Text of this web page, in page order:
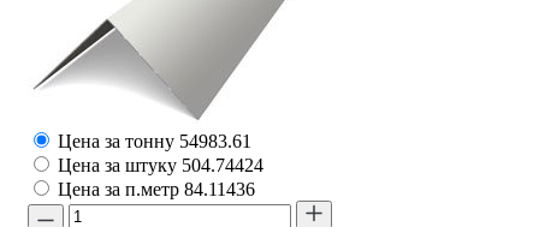
Цена за тонну 54983.61
Цена за штуку 504.74424
Цена за п.метр 84.11436